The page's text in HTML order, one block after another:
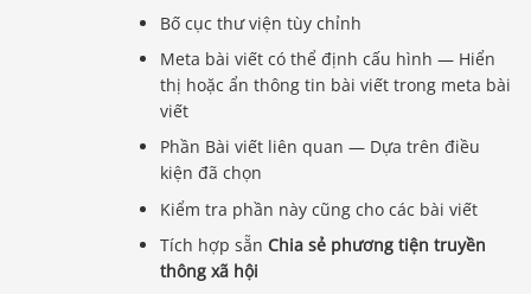
Bố cục thư viện tùy chỉnh
Meta bài viết có thể định cấu hình — Hiển
thị hoặc ẩn thông tin bài viết trong meta bài
viết
Phần Bài viết liên quan — Dựa trên điều
kiện đã chọn
Kiểm tra phần này cũng cho các bài viết
Tích hợp sẵn Chia sẻ phương tiện truyền
thông xã hội